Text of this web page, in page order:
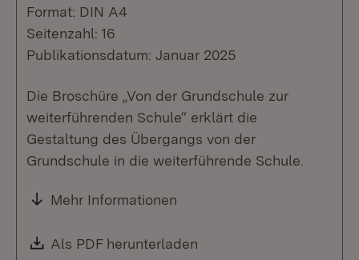
Format: DIN A4
Seitenzahl: 16
Publikationsdatum: Januar 2025
Die Broschüre „Von der Grundschule zur
weiterführenden Schule“ erklärt die
Gestaltung des Übergangs von der
Grundschule in die weiterführende Schule.
Mehr Informationen
Download:
Als PDF herunterladen